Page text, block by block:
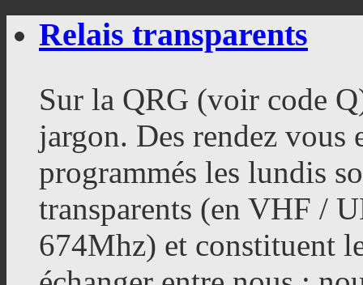
Relais transparents
Sur la QRG (voir code
jargon. Des rendez
programmés les lundis
transparents (en VHF /
674Mhz) et constituent